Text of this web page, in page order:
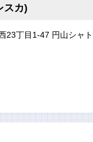
スカ)
23丁目1-47 円山シャト